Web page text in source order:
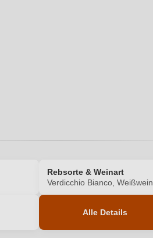
Rebsorte & Weinart
Verdicchio Bianco, Weißwein
Alle Details